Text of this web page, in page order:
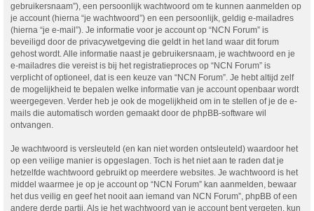
gebruikersnaam”), een persoonlijk wachtwoord om te kunnen aanmelden op
je account (hierna “je wachtwoord”) en een persoonlijk, geldig e-mailadres
(hierna “je e-mail”). Je informatie voor je account op “NCN Forum” is
beveiligd door de privacywetgeving die geldt in het land waar dit forum
gehost wordt. Alle informatie naast je gebruikersnaam, je wachtwoord en je
e-mailadres die vereist is bij het registratieproces op “NCN Forum” is
verplicht of optioneel, dat is een keuze van “NCN Forum”. Je hebt altijd zelf
de mogelijkheid te bepalen welke informatie van je account openbaar wordt
weergegeven. Verder heb je ook de mogelijkheid om in te stellen of je de e-
mails die automatisch worden gemaakt door de phpBB-software wil
ontvangen.
Je wachtwoord is versleuteld (en kan niet worden ontsleuteld) waardoor het
op een veilige manier is opgeslagen. Toch is het niet aan te raden dat je
hetzelfde wachtwoord gebruikt op meerdere websites. Je wachtwoord is het
middel waarmee je op je account op “NCN Forum” kan aanmelden, bewaar
het dus veilig en geef het nooit aan iemand van NCN Forum”, phpBB of een
andere derde partij. Als je het wachtwoord van je account bent vergeten, kun